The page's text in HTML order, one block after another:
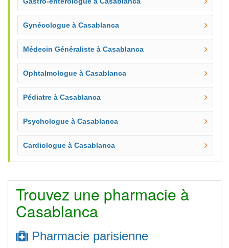
Gynécologue à Casablanca
Médecin Généraliste à Casablanca
Ophtalmologue à Casablanca
Pédiatre à Casablanca
Psychologue à Casablanca
Cardiologue à Casablanca
Trouvez une pharmacie à
Casablanca
Pharmacie parisienne